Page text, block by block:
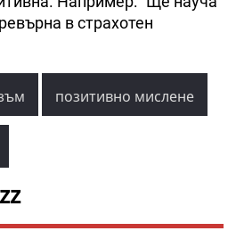
в страхотен
позитивно мислене